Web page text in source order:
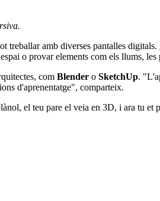
treballar amb diverses pantalles digitals.
o provar elements com els llums, les
com Blender o SketchUp.
d'aprenentatge", comparteix.
el teu pare el veia en 3D, i ara tu et